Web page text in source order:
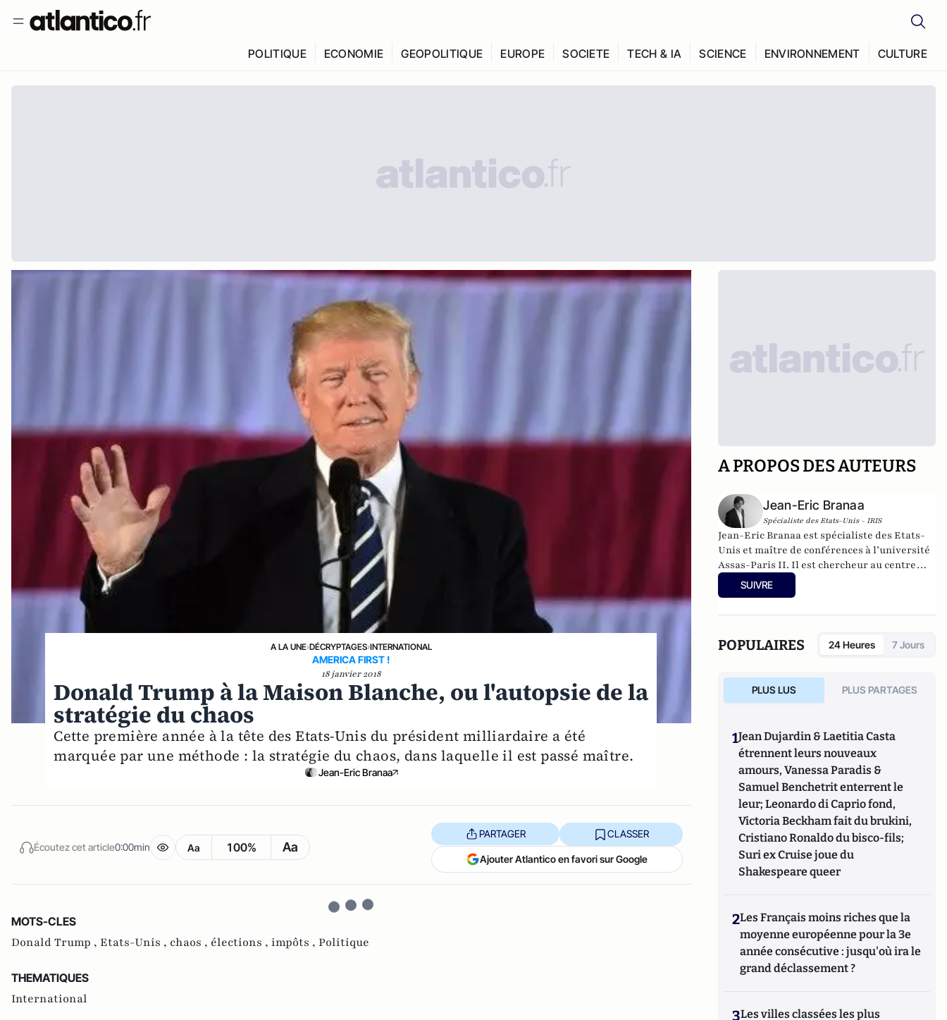
POLITIQUE ECONOMIE GEOPOLITIQUE EUROPE SOCIETE TECH & IA SCIENCE ENVIRONNEMENT CULTURE
A LA UNE›DÉCRYPTAGES›INTERNATIONAL
AMERICA FIRST !
18 janvier 2018
Donald Trump à la Maison Blanche, ou l'autopsie de la
stratégie du chaos
Cette première année à la tête des Etats-Unis du président milliardaire a été
marquée par une méthode : la stratégie du chaos, dans laquelle il est passé maître.
Jean-Eric Branaa
Écoutez cet article0:00min Aa 100% Aa
PARTAGER CLASSER
Ajouter Atlantico en favori sur Google
MOTS-CLES
Donald Trump , Etats-Unis , chaos , élections , impôts , Politique
THEMATIQUES
International
A PROPOS DES AUTEURS
Jean-Eric Branaa
Spécialiste des Etats-Unis - IRIS
Jean-Eric Branaa est spécialiste des Etats-
Unis et maître de conférences à l’université
Assas-Paris II. Il est chercheur au centre
Thucydide. Son dernier livre s'intitule
Kamala Harris, l'Amérique du futur
l'auteur de Hillary, une présidente des
Etats-Unis(Eyrolles, 2015),Qui veut la peau
Trump (Passy, 2016),
Trumpland, portrait
d'une Amérique divisée
(Privat, 2017),1968:
s’il gagnait encore ?
(VA éditions, 2018),
Biden : le 3e mandat de Barack Obama
éditions, 2019), labiographie de Joe Biden
(Nouveau Monde, 2020) etGéopolitique des
Etats-Unis(Puf, 2022).
SUIVRE
POPULAIRES 24 Heures 7 Jours
PLUS LUS PLUS PARTAGES
1Jean Dujardin & Laetitia Casta
étrennent leurs nouveaux
amours, Vanessa Paradis &
Samuel Benchetrit enterrent le
leur; Leonardo di Caprio fond,
Victoria Beckham fait du brukini,
Cristiano Ronaldo du bisco-fils;
Suri ex Cruise joue du
Shakespeare queer
2Les Français moins riches que la
moyenne européenne pour la 3e
année consécutive : jusqu'où ira le
grand déclassement ?
3Les villes classées les plus